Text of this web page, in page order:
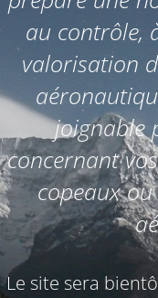
au contrôle,
valorisation
joignable
concernant
copeaux
Le site sera